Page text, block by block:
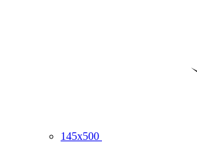
145x500